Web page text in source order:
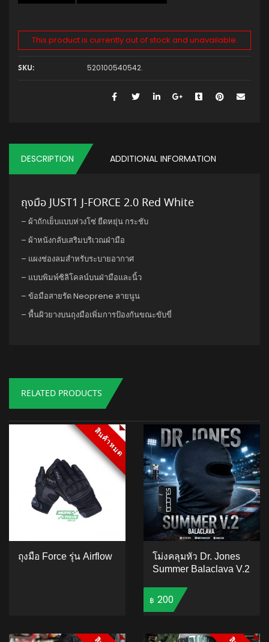
This product is currently out of stock and unavailable.
SKU: 520100540542.
DESCRIPTION ADDITIONAL INFORMATION
ถุงมือ JUST1 J-FORCE 2.0 Red White
– ผ้าถักเย็บแบบห่วงโซ่ ยืดหยุ่น กระชับ
– ผ้าหนังกลับเสริมบริเวณฝ่ามือ
– แผงช่องลมสำหรับระบายอากาศ
– แบบพิมพ์ซิลิโคลน์บนฝ่ามือและนิ้ว
– ข้อมือสายรัด Neoprene ลายนูน
– พื้นผิวยางบนถุงมือเพิ่มการป้องกันขณะขับขี่
RELATED PRODUCTS
สินค้าหมด
สินค้าหมด
ถุงมือ Force รุ่น Airflow
ratings
โม่งคลุมหัว Dr. Jones
Summer Balaclava V.2
฿ 200